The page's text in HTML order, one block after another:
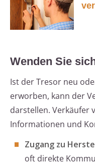
Wenden Sie
Ist der Tresor neu
erworben, kann der
darstellen. Verkäufer
Informationen und
Zugang zu
oft direkte